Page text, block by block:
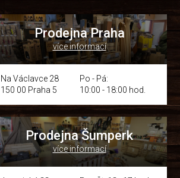
Prodejna Praha
více informací
Na Václavce 28
150 00 Praha 5
Po - Pá:
10:00 - 18:00 hod.
Prodejna Šumperk
více informací